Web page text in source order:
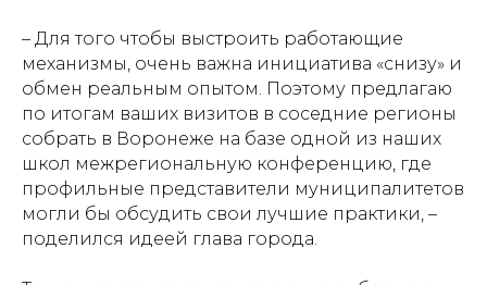
– Для того чтобы выстроить работающие
механизмы, очень важна инициатива «снизу» и
обмен реальным опытом. Поэтому предлагаю
по итогам ваших визитов в соседние регионы
собрать в Воронеже на базе одной из наших
школ межрегиональную конференцию, где
профильные представители муниципалитетов
могли бы обсудить свои лучшие практики, –
поделился идеей глава города.